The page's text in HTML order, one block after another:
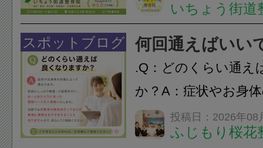
痛・足の疲れが出や
いちょう街道整骨院
も通常通り診療して
みの...
いちょう街道
スポットブログ 何回通えばいい
.Q：どのくらい通え
か？A：症状やお身
異なります。初回に
ご説明を行い、お一
投稿日：2026年08
ふじもり桜花